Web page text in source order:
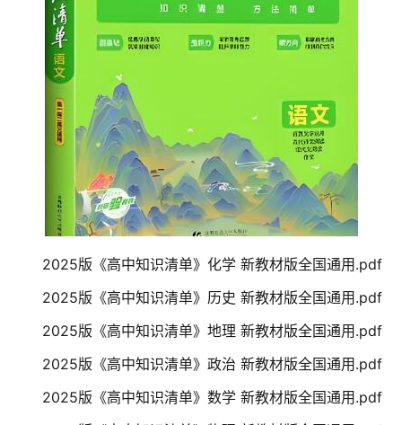
2025版《高中知识清单》化学 新教材版全国通用.pdf
2025版《高中知识清单》历史 新教材版全国通用.pdf
2025版《高中知识清单》地理 新教材版全国通用.pdf
2025版《高中知识清单》政治 新教材版全国通用.pdf
2025版《高中知识清单》数学 新教材版全国通用.pdf